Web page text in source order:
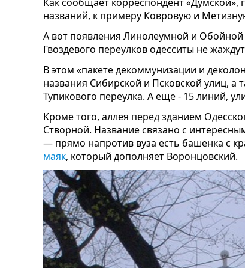
названий, к примеру Ковровую и
А вот появления Линолеумной и Обойной
Гвоздевого переулков одесситы не
В этом «пакете декоммунизации и
названия Сибирской и Псковской улиц, а
Тупикового переулка. А еще - 15 линий,
Кроме того, аллея перед зданием
Створной. Название связано с
— прямо напротив вуза есть башенка с
маяк, который дополняет Воронцовский.